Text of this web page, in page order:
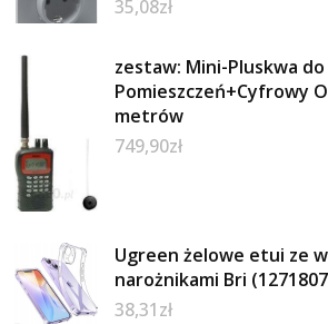
35,08zł
zestaw: Mini-Pluskwa do
Pomieszczeń+Cyfrowy
metrów
749,90zł
Ugreen żelowe etui ze
narożnikami Bri
38,31zł